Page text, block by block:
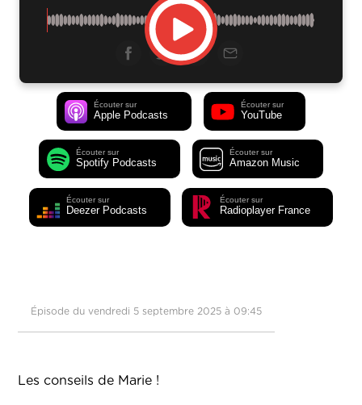
Écouter sur
Apple Podcasts
Écouter sur
YouTube
Écouter sur
Spotify Podcasts
Écouter sur
Amazon Music
Écouter sur
Deezer Podcasts
Écouter sur
Radioplayer France
Épisode du vendredi 5 septembre 2025 à 09:45
Les conseils de Marie !